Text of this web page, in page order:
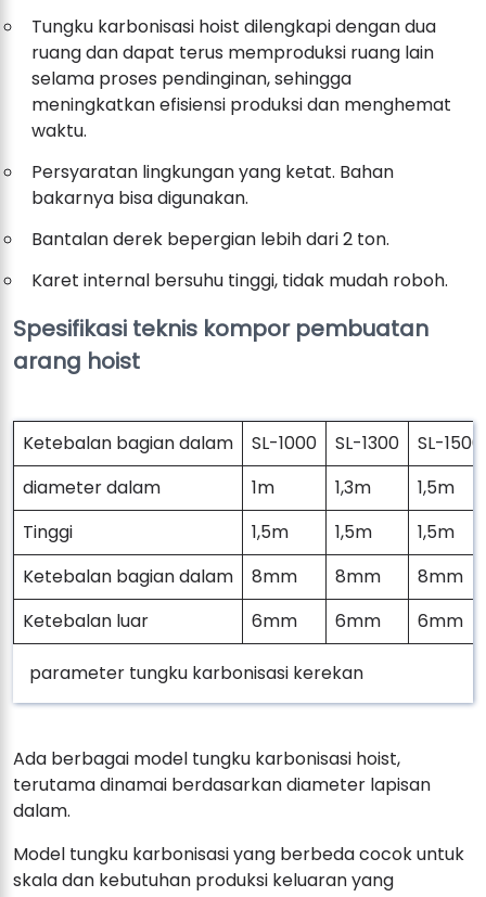
Tungku karbonisasi hoist dilengkapi dengan dua
ruang dan dapat terus memproduksi ruang lain
selama proses pendinginan, sehingga
meningkatkan efisiensi produksi dan menghemat
waktu.
Persyaratan lingkungan yang ketat. Bahan
bakarnya bisa digunakan.
Bantalan derek bepergian lebih dari 2 ton.
Karet internal bersuhu tinggi, tidak mudah roboh.
Spesifikasi teknis kompor pembuatan
arang hoist
Ketebalan bagian dalam SL-1000 SL-1300
SL-1500
diameter dalam
1m 1,3m
1,5m
Tinggi
1,5m 1,5m
1,5m
Ketebalan bagian dalam
8mm 8mm
8mm
Ketebalan luar
6mm 6mm 6mm
parameter tungku karbonisasi kerekan
Ada berbagai model tungku karbonisasi hoist,
terutama dinamai berdasarkan diameter lapisan
dalam.
Model tungku karbonisasi yang berbeda cocok untuk
skala dan kebutuhan produksi keluaran yang